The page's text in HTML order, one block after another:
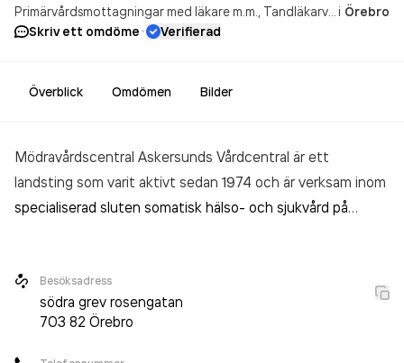
Primärvårdsmottagningar med läkare m.m. Tandläkarverksamhet i Örebro
Skriv ett omdöme· Verifierad
Överblick Omdömen Bilder
Mödravårdscentral Askersunds Vårdcentral är ett
landsting som varit aktivt sedan 1974 och är verksam inom
specialiserad sluten somatisk hälso- och sjukvård på
Besöksadress
södra grev rosengatan
703 82 Örebro